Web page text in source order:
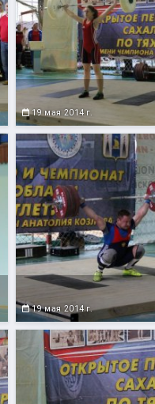
19 мая 2014 г.
19 мая 2014 г.